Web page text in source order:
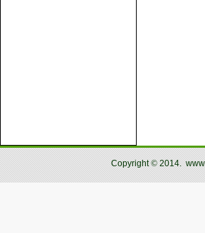
Copyright© 2014.